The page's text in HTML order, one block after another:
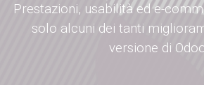
Prestazioni, usabilità ed e-
solo alcuni dei tanti
versione di